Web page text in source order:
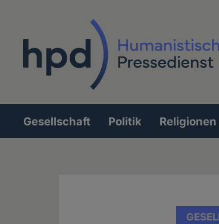
Hauptnavigation
Gesellschaft Politik Religionen